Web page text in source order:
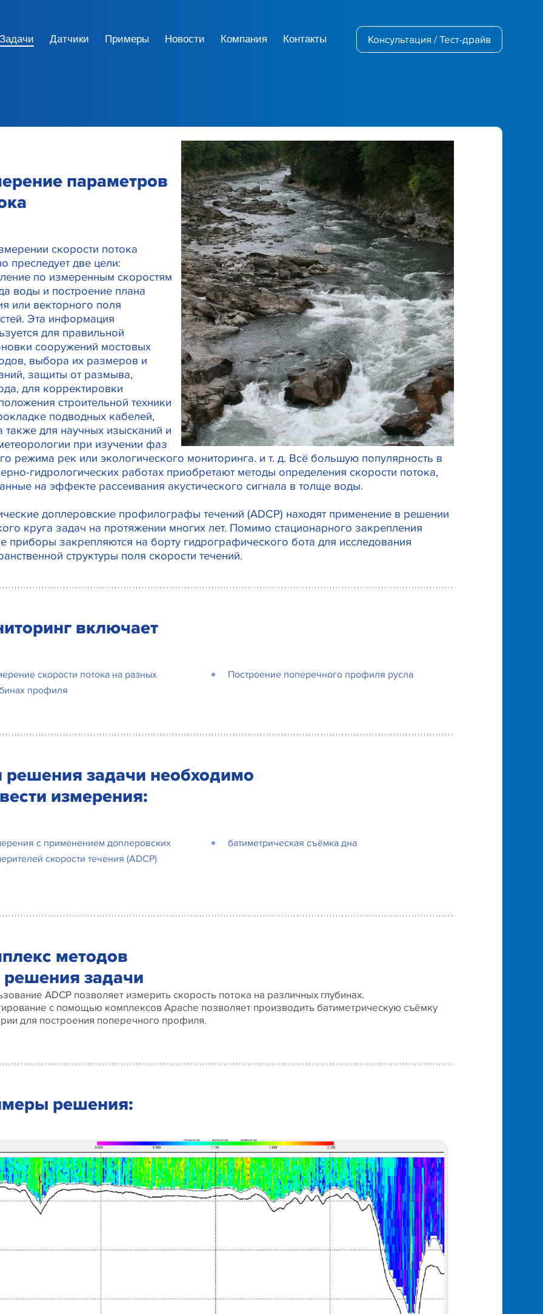
Датчики Примеры Новости Компания Контакты Консультация / Тест-драйв
параметров
скорости потока
преследует две цели:
по измеренным скоростям
воды и построение плана
или векторного поля
Эта информация
для правильной
сооружений мостовых
выбора их размеров и
защиты от размыва,
для корректировки
строительной техники
подводных кабелей,
также для научных изысканий и
при изучении фаз
режима рек или экологического мониторинга. и т. д. Всё большую популярность в
гидрологических работах приобретают методы определения скорости потока,
на эффекте рассеивания акустического сигнала в толще воды.
доплеровские профилографы течений (ADCP) находят применение в решении
круга задач на протяжении многих лет. Помимо стационарного закрепления
приборы закрепляются на борту гидрографического бота для исследования
структуры поля скорости течений.
включает
скорости потока на разных
профиля
Построение поперечного профиля русла
решения задачи необходимо
измерения:
с применением доплеровских
скорости течения (ADCP)
батиметрическая съёмка дна
методов
задачи
ADCP позволяет измерить скорость потока на различных глубинах.
с помощью комплексов Apache позволяет производить батиметрическую съёмку
для построения поперечного профиля.
решения: